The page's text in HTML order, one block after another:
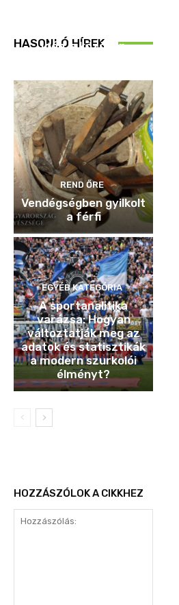
HASONLÓ HÍREK
Idén is közösen
REND ŐRE
Vendégségben gyilkolt
a férfi
EGYÉB KATEGÓRIA
A sportanalitika
varázsa: Hogyan
változtatják meg az
adatok és statisztikák
a modern szurkolói
élményt?
HOZZÁSZÓLOK A CIKKHEZ